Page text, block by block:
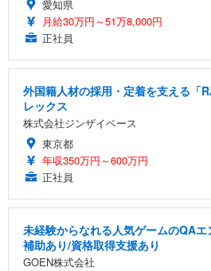
愛知県
月給30万円～51万8,000円
正社員
外国籍人材の採用・定着を支える「
レックス
株式会社ジンザイベース
東京都
年収350万円～600万円
正社員
未経験からなれる人気ゲームのQA
補助あり/資格取得支援あり
GOEN株式会社